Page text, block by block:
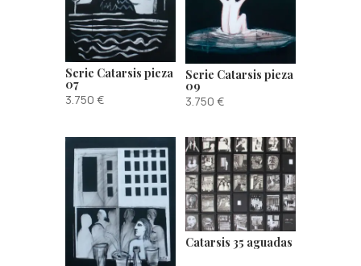
Serie Catarsis pieza
07
3.750 €
Serie Catarsis pieza
09
3.750 €
Catarsis 35 aguadas